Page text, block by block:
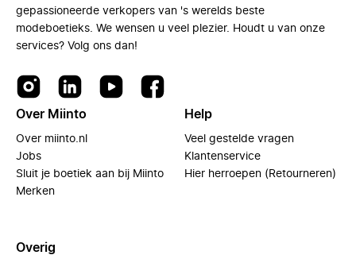
gepassioneerde verkopers van 's werelds beste
modeboetieks. We wensen u veel plezier. Houdt u van onze
services? Volg ons dan!
Over Miinto
Over miinto.nl
Jobs
Sluit je boetiek aan bij Miinto
Merken
Help
Veel gestelde vragen
Klantenservice
Hier herroepen (Retourneren)
Overig